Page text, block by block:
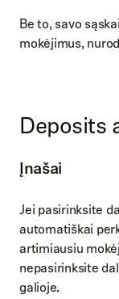
Be to, savo
mokėjimus,
Deposits
Įnašai
Jei pasirinksite
automatiškai
artimiausiu
nepasirinksite
galioje.